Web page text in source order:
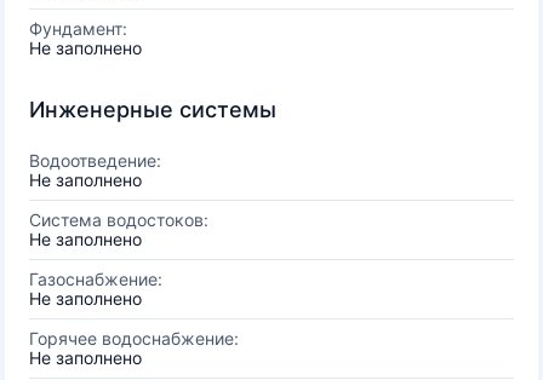
Фундамент:
Не заполнено
Инженерные системы
Водоотведение:
Не заполнено
Система водостоков:
Не заполнено
Газоснабжение:
Не заполнено
Горячее водоснабжение:
Не заполнено